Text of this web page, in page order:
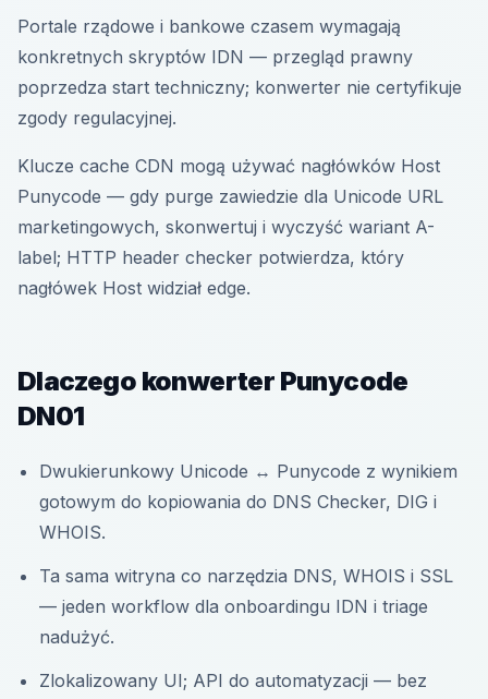
Portale rządowe i bankowe czasem wymagają
konkretnych skryptów IDN — przegląd prawny
poprzedza start techniczny; konwerter nie certyfikuje
zgody regulacyjnej.
Klucze cache CDN mogą używać nagłówków Host
Punycode — gdy purge zawiedzie dla Unicode URL
marketingowych, skonwertuj i wyczyść wariant A-
label; HTTP header checker potwierdza, który
nagłówek Host widział edge.
Dlaczego konwerter Punycode
DN01
Dwukierunkowy Unicode ↔ Punycode z wynikiem
gotowym do kopiowania do DNS Checker, DIG i
WHOIS.
Ta sama witryna co narzędzia DNS, WHOIS i SSL
— jeden workflow dla onboardingu IDN i triage
nadużyć.
Zlokalizowany UI; API do automatyzacji — bez